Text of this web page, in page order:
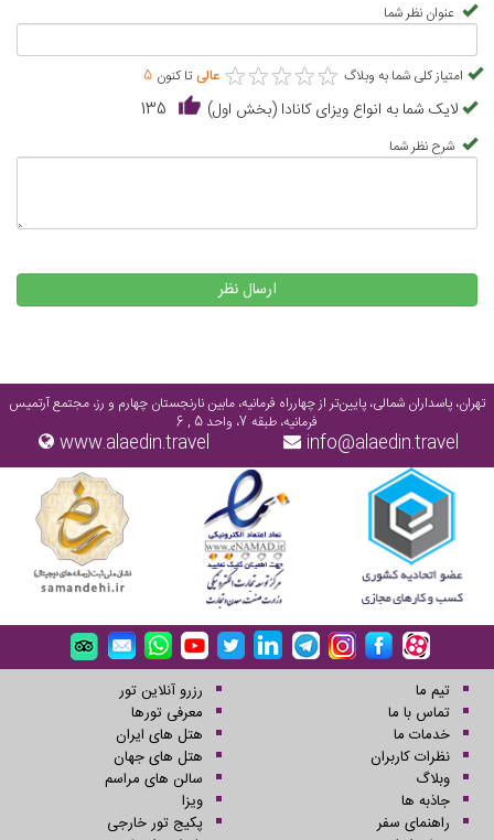
عنوان نظر شما
امتیاز کلی شما به وبلاگ ★★★★★
★★★★★ عالی تا کنون 5
لایک شما به انواع ویزای کانادا (بخش اول) 135
شرح نظر شما
ارسال نظر
تهران، پاسداران شمالی، پایین‌تر از چهارراه فرمانیه، مابین نارنجستان چهارم و رز، مجتمع آرتمیس
فرمانیه، طبقه 7، واحد 5 , 6
info@alaedin.travel
www.alaedin.travel
تیم ما
تماس با ما
خدمات ما
نظرات کاربران
وبلاگ
جاذبه ها
راهنمای سفر
رزرو آنلاین تور
معرفی تورها
هتل های ایران
هتل های جهان
سالن های مراسم
ویزا
پکیج تور خارجی